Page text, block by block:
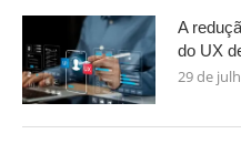
A
do UX
29 de